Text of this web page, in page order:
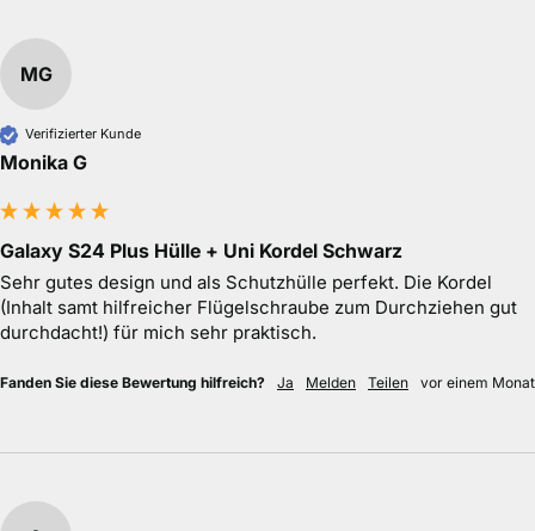
MG
Verifizierter Kunde
Monika G
Galaxy S24 Plus Hülle + Uni Kordel Schwarz
Sehr gutes design und als Schutzhülle perfekt. Die Kordel
(Inhalt samt hilfreicher Flügelschraube zum Durchziehen gut
durchdacht!) für mich sehr praktisch.
Fanden Sie diese Bewertung hilfreich? Ja Melden Teilen vor einem Monat